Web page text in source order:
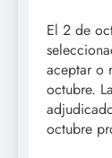
El 2 de
aceptar o
octubre.
octubre